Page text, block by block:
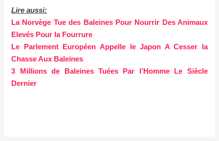
Lire aussi:
La Norvège Tue des Baleines Pour Nourrir Des Animaux
Elevés Pour la Fourrure
Le Parlement Européen Appelle le Japon A Cesser la
Chasse Aux Baleines
3 Millions de Baleines Tuées Par l’Homme Le Siècle
Dernier